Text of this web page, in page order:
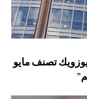
تصنف مايو